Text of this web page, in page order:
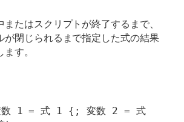
たはスクリプトが終了するまで、
が閉じられるまで指定した式の結果
す。
1 = 式 1 {; 変数 2 = 式